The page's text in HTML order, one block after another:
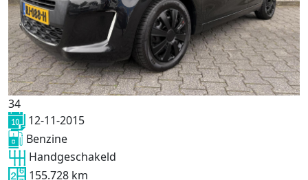
34
12-11-2015
Benzine
Handgeschakeld
155.728 km